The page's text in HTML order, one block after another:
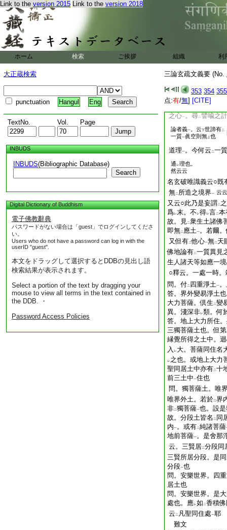
Link to the version 2015 Link to the version 2018
ホーム 検索 ご挨拶 組織 利
大正蔵検索
punctuation Hangul Eng
TextNo. Vol. Page
INBUDS
INBUDS(Bibliographic Database)
Search
Digital Dictionary of Buddhism
電子佛教辭典
パスワードがない場合は「guest」でログインしてくださ
い。
Users who do not have a password can log in with the
userID "guest".
本文をドラッグして選択するとDDBの見出し語
検索結果が表示されます。
Select a portion of the text by dragging your
mouse to view all terms in the text contained in
the DDB. ・
Password Access Policies
三論玄疏文義要 (No.
353 354 355
点:有/無] [CITE]
諸世間
。智慧
問云。何人成結成
也。謂 云云 名玄八
四質悉是心變異故
人成結成事成事成
11 有
質。薩婆
譬喩部。人不成事
色 。貪人見 レ之爲レ
見レ 之爲 非淨非不淨
之心一。尋二譬喩之計
論者義一 。云下世諦有二
一質一眞空則無 上也
道理一。今何云 二一
通 レ理也。
然云云
名玄破唯識義云○既
無二 所造之境界一 云云
又云○此乃是妄謂二
爲レ末。不 レ得レ言二本
故。見二衆生土諸佛
即無二 應土一。若爾
又但有二他心一無二 天
佛地論有二一質異見
生人諸天等如應一
○釋云。一處一時。
問。付二 四重淨土一
答。界外變易淨土
大力菩薩。倶生 二變
異。淺深非レ類。何
答。地上大力所住
三獨菩薩土也。但
縁覺所得之土中。
入 レ大。菩薩同住名
レ之也。或地上大力
聖同居土中亦有二十
前三土中一住也
問。獨菩薩土。唯
唯界外土。若於二界
非二獨菩薩一也。設
故。分段土皆名 二 同
内一。或有二純諸菩薩
地前菩薩一。是舍那
云。三賢居二分段同
三賢所居分段。是
分段一也
問。安樂世界。四
居土也
問。安樂世界。是
處也。應レ如 二香積
云 二 凡聖同住處一耶
難文